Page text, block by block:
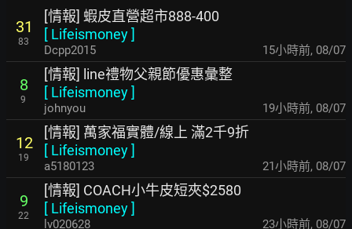
31
83
[情報] 蝦皮直營超市888-400
[ Lifeismoney]
Dcpp2015 15小時前, 08/07
8
9
[情報] line禮物父親節優惠彙整
[ Lifeismoney]
johnyou 19小時前, 08/07
12
19
[情報] 萬家福實體/線上 滿2千9折
[ Lifeismoney]
a5180123 21小時前, 08/07
9
22
[情報] COACH小牛皮短夾$2580
[ Lifeismoney]
lv020628 23小時前, 08/07